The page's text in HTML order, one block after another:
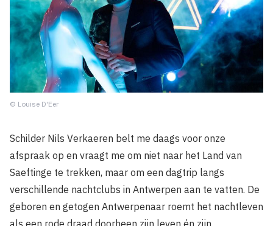
© Louise D'Eer
Schilder Nils Verkaeren belt me daags voor onze
afspraak op en vraagt me om niet naar het Land van
Saeftinge te trekken, maar om een dagtrip langs
verschillende nachtclubs in Antwerpen aan te vatten. De
geboren en getogen Antwerpenaar roemt het nachtleven
als een rode draad doorheen zijn leven én zijn